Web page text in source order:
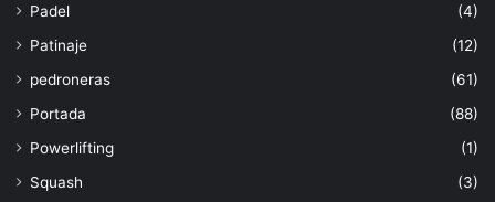
Padel
(4)
Patinaje
(12)
pedroneras
(61)
Portada
(88)
Powerlifting
(1)
Squash
(3)